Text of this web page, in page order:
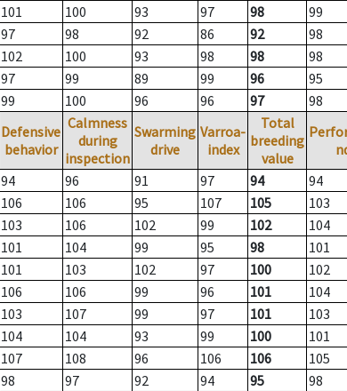
101 100 93 97 98
99
97 98 92 86 92
98
102 100 93 98 98
98
97 99 89 99 96
95
99 100 96 96 97 98
Defensive
behavior
Calmness
during
inspection
Swarming
drive
Varroa-
index
Total
breeding
value
94 96 91 97 94
94
106 106 95 107 105
103
103 106 102 99 102
104
101 104 99 95 98
101
101 103 102 97 100
102
106 106 99 96 101
104
103 107 99 97 101
103
104 104 93 99 100
101
107 108 96 106 106
105
98 97 92 94 95
98